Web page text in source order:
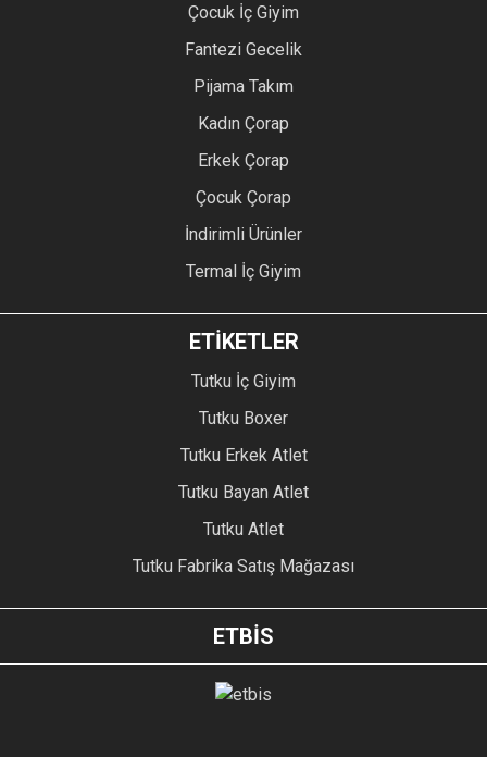
Çocuk İç Giyim
Fantezi Gecelik
Pijama Takım
Kadın Çorap
Erkek Çorap
Çocuk Çorap
İndirimli Ürünler
Termal İç Giyim
ETİKETLER
Tutku İç Giyim
Tutku Boxer
Tutku Erkek Atlet
Tutku Bayan Atlet
Tutku Atlet
Tutku Fabrika Satış Mağazası
ETBİS